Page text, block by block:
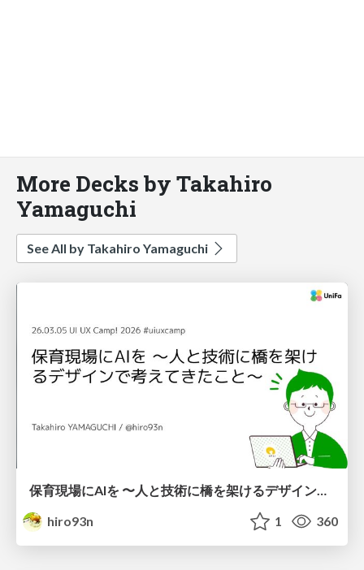
More Decks by Takahiro
Yamaguchi
See All by Takahiro Yamaguchi
保育現場にAIを 〜人と技術に橋を架けるデザインで考えてきたこと〜 uiuxcamp2026-hoiku-ai-design
hiro93n
1 360